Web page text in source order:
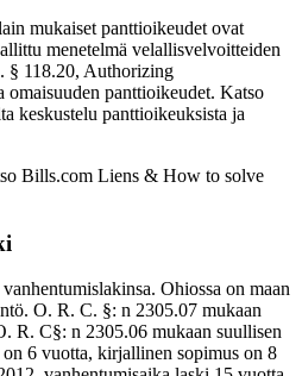
mukaiset panttioikeudet ovat
menetelmä velallisvelvoitteiden
§ 118.20, Authorizing
omaisuuden panttioikeudet. Katso
keskustelu panttioikeuksista ja
Bills.com Liens & How to solve
Ohiossa on maan
O. R. C. §: n 2305.07 mukaan
R. C§: n 2305.06 mukaan suullisen
6 vuotta, kirjallinen sopimus on 8